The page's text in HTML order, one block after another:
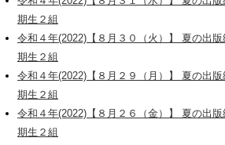
期生２組
令和４年(2022)【８月３０（火）】 夏の出
期生２組
令和４年(2022)【８月２９（月）】 夏の出
期生２組
令和４年(2022)【８月２６（金）】 夏の出
期生２組